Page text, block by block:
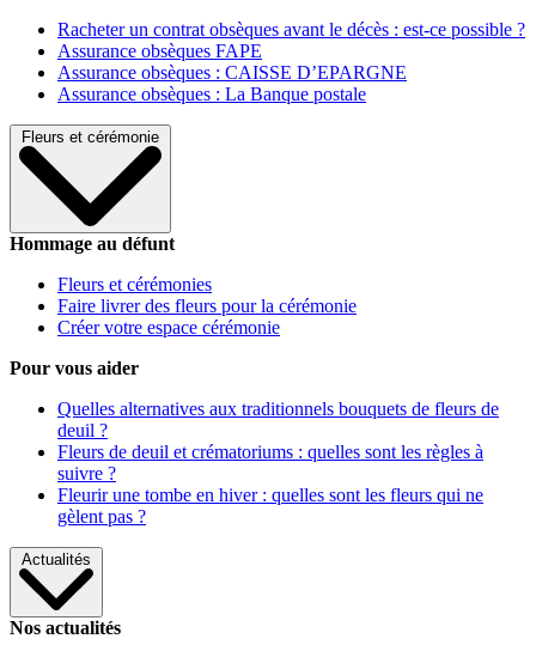
Racheter un contrat obsèques avant le décès : est-ce possible ?
Assurance obsèques FAPE
Assurance obsèques : CAISSE D’EPARGNE
Assurance obsèques : La Banque postale
Fleurs et cérémonie
Hommage au défunt
Fleurs et cérémonies
Faire livrer des fleurs pour la cérémonie
Créer votre espace cérémonie
Pour vous aider
Quelles alternatives aux traditionnels bouquets de fleurs de
deuil ?
Fleurs de deuil et crématoriums : quelles sont les règles à
suivre ?
Fleurir une tombe en hiver : quelles sont les fleurs qui ne
gèlent pas ?
Actualités
Nos actualités